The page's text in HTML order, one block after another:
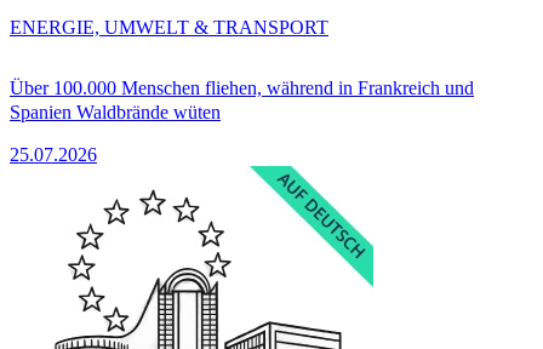
Über 100.000 Menschen fliehen, während in Frankreich und
Spanien Waldbrände wüten
25.07.2026
ENERGIE, UMWELT & TRANSPORT